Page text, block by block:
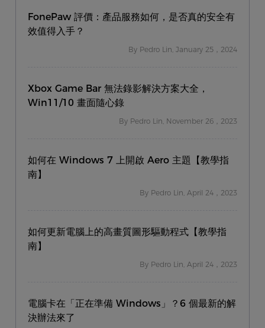
FonePaw 評價：產品服務如何，是否真的安全有
效值得入手？
By Pedro Lin, January 25，2024
Xbox Game Bar 無法錄影解決方案大全，
Win11/10 畫面隨心錄
By Pedro Lin, November 26，2023
如何在 Windows 7 上開啟 Aero 主題【教學指
南】
By Pedro Lin, April 24，2023
如何更新電腦上的高畫質圖形驅動程式【教學指
南】
By Pedro Lin, April 24，2023
電腦卡在「正在準備 Windows」？6 個最新的解
決辦法來了